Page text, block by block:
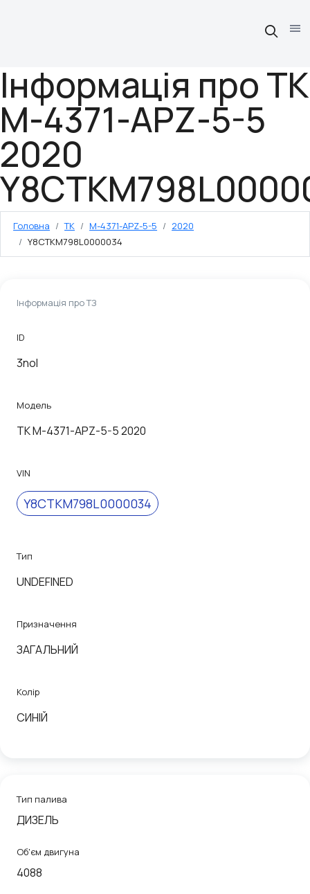
Інформація про TK
M-4371-APZ-5-5
2020
Головна TK M-4371-APZ-5-5
2020
Y8CTKM798L0000034
Інформація про ТЗ
ID
3nol
Модель
TK M-4371-APZ-5-5 2020
VIN
Y8CTKM798L0000034
Тип
UNDEFINED
Призначення
ЗАГАЛЬНИЙ
Колір
СИНІЙ
Тип палива
ДИЗЕЛЬ
Об'єм двигуна
4088